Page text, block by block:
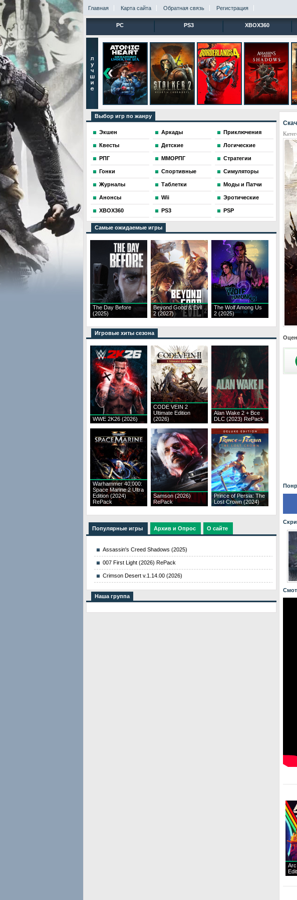
Главная Карта сайта Обратная связь Регистрация
PC PS3 XBOX360
Выбор игр по жанру
Экшен Аркады Приключения
Квесты Детские Логические
РПГ ММОРПГ Стратегии
Гонки Спортивные Симуляторы
Журналы Таблетки Моды и Патчи
Анонсы Wii Эротические
XBOX360 PS3 PSP
Самые ожидаемые игры
The Day Before
(2025)
Beyond Good & Evil
2 (2027)
The Wolf Among Us
2 (2025)
Игровые хиты сезона
WWE 2K26 (2026)
CODE VEIN 2
Ultimate Edition
(2026)
Alan Wake 2 + Все
DLC (2023) RePack
Warhammer 40,000:
Space Marine 2 Ultra
Edition (2024)
RePack
Samson (2026)
RePack
Prince of Persia: The
Lost Crown (2024)
Популярные игры Архив и Опрос О сайте
Assassin's Creed Shadows (2025)
007 First Light (2026) RePack
Crimson Desert v.1.14.00 (2026)
Наша группа